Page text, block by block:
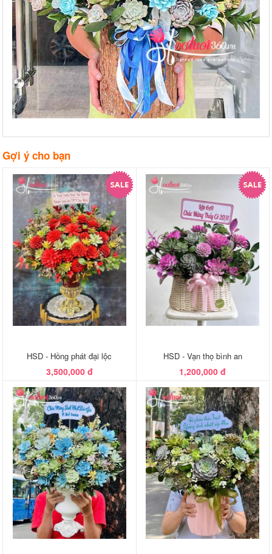
Gợi ý cho bạn
HSD - Hồng phát đại lộc
3,500,000 đ
HSD - Vạn thọ bình an
1,200,000 đ